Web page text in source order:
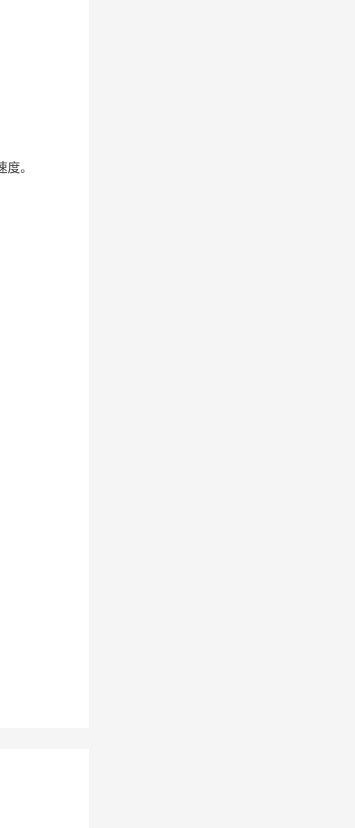
。